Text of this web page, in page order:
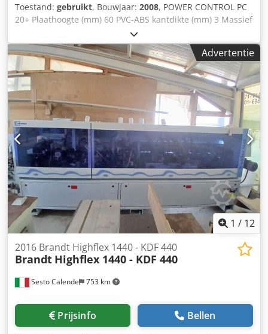
Toestand: gebruikt, Bouwjaar: 2008, POWER CONTROL PC
20+ Plaathoogte (mm) 60 PVC-ABS kantdikte (mm) 3 Massief
hout kantdikte (mm) 12 Doorvoersnelheid 20 m/min
Handmatige invoergeleiding Voorfreesunit EVA-
lijmapplicatie- en voorsmeltunit Kantendragerplaat
Afkortunit Tweemotorige overlappingfreesunit
Tweemotorige verspringende afschuinunit met NC-
verstelling Tweemotorige rondingsunit Kantenschraper
Lijmschraper Borstelunit Dkjdpfx Acew Db Rfe Nor
Advertentie
1 / 12
Sesto Calende 753 km
2016 Brandt Highflex 1440 - KDF 440
Brandt Highflex 1440 - KDF 440
Prijsinfo Bellen